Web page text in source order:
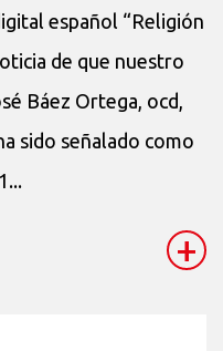
español “Religión
de que nuestro
Báez Ortega, ocd,
sido señalado como
+